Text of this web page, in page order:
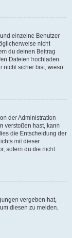
einzelne Benutzer
nicht
du deinen Beitrag
Dateien hochladen.
nicht sicher bist, wieso
der Administration
verstoßen hast, kann
die Entscheidung der
mit dieser
sofern du die nicht
vergeben hat,
diesen zu melden.